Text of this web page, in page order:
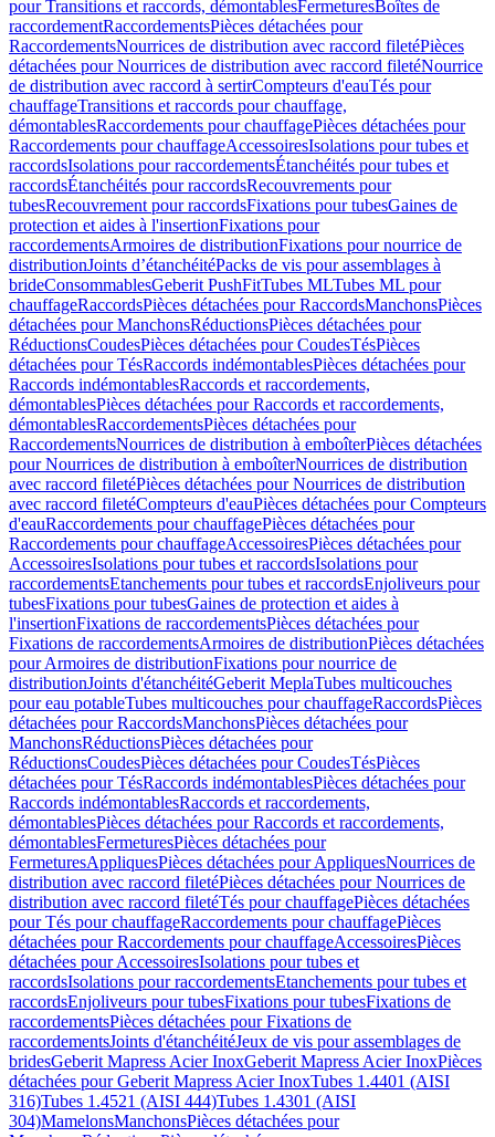
pour Transitions et raccords, démontablesFermeturesBoîtes de
raccordementRaccordementsPièces détachées pour
RaccordementsNourrices de distribution avec raccord filetéPièces
détachées pour Nourrices de distribution avec raccord filetéNourrice
de distribution avec raccord à sertirCompteurs d'eauTés pour
chauffageTransitions et raccords pour chauffage,
démontablesRaccordements pour chauffagePièces détachées pour
Raccordements pour chauffageAccessoiresIsolations pour tubes et
raccordsIsolations pour raccordementsÉtanchéités pour tubes et
raccordsÉtanchéités pour raccordsRecouvrements pour
tubesRecouvrement pour raccordsFixations pour tubesGaines de
protection et aides à l'insertionFixations pour
raccordementsArmoires de distributionFixations pour nourrice de
distributionJoints d’étanchéitéPacks de vis pour assemblages à
brideConsommablesGeberit PushFitTubes MLTubes ML pour
chauffageRaccordsPièces détachées pour RaccordsManchonsPièces
détachées pour ManchonsRéductionsPièces détachées pour
RéductionsCoudesPièces détachées pour CoudesTésPièces
détachées pour TésRaccords indémontablesPièces détachées pour
Raccords indémontablesRaccords et raccordements,
démontablesPièces détachées pour Raccords et raccordements,
démontablesRaccordementsPièces détachées pour
RaccordementsNourrices de distribution à emboîterPièces détachées
pour Nourrices de distribution à emboîterNourrices de distribution
avec raccord filetéPièces détachées pour Nourrices de distribution
avec raccord filetéCompteurs d'eauPièces détachées pour Compteurs
d'eauRaccordements pour chauffagePièces détachées pour
Raccordements pour chauffageAccessoiresPièces détachées pour
AccessoiresIsolations pour tubes et raccordsIsolations pour
raccordementsEtanchements pour tubes et raccordsEnjoliveurs pour
tubesFixations pour tubesGaines de protection et aides à
l'insertionFixations de raccordementsPièces détachées pour
Fixations de raccordementsArmoires de distributionPièces détachées
pour Armoires de distributionFixations pour nourrice de
distributionJoints d'étanchéitéGeberit MeplaTubes multicouches
pour eau potableTubes multicouches pour chauffageRaccordsPièces
détachées pour RaccordsManchonsPièces détachées pour
ManchonsRéductionsPièces détachées pour
RéductionsCoudesPièces détachées pour CoudesTésPièces
détachées pour TésRaccords indémontablesPièces détachées pour
Raccords indémontablesRaccords et raccordements,
démontablesPièces détachées pour Raccords et raccordements,
démontablesFermeturesPièces détachées pour
FermeturesAppliquesPièces détachées pour AppliquesNourrices de
distribution avec raccord filetéPièces détachées pour Nourrices de
distribution avec raccord filetéTés pour chauffagePièces détachées
pour Tés pour chauffageRaccordements pour chauffagePièces
détachées pour Raccordements pour chauffageAccessoiresPièces
détachées pour AccessoiresIsolations pour tubes et
raccordsIsolations pour raccordementsEtanchements pour tubes et
raccordsEnjoliveurs pour tubesFixations pour tubesFixations de
raccordementsPièces détachées pour Fixations de
raccordementsJoints d'étanchéitéJeux de vis pour assemblages de
bridesGeberit Mapress Acier InoxGeberit Mapress Acier InoxPièces
détachées pour Geberit Mapress Acier InoxTubes 1.4401 (AISI
316)Tubes 1.4521 (AISI 444)Tubes 1.4301 (AISI
304)MamelonsManchonsPièces détachées pour